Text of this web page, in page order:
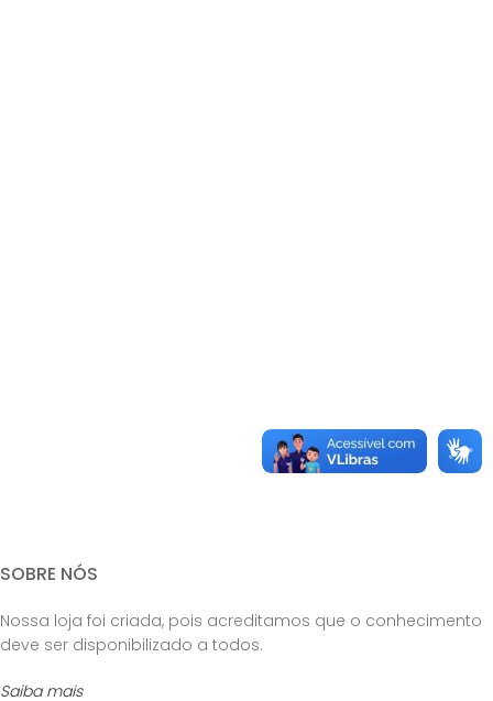
SOBRE NÓS
Nossa loja foi criada, pois acreditamos que o conhecimento
deve ser disponibilizado a todos.
Saiba mais